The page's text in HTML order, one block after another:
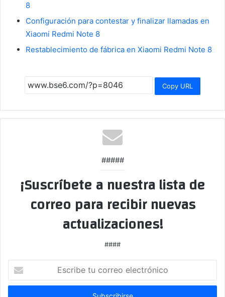
8
Configuración para contestar y finalizar llamadas en
Xiaomi Redmi Note 8
Restablecimiento de fábrica en Xiaomi Redmi Note 8
Copy URL
#####
¡Suscríbete a nuestra lista de
correo para recibir nuevas
actualizaciones!
####
correo